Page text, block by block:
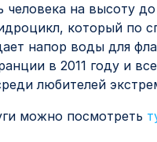
на высоту
который по
напор воды для
в 2011 году и
любителей
можно посмотреть